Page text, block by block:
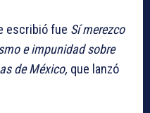
escribió fue Sí merezco
e impunidad sobre
de México, que lanzó